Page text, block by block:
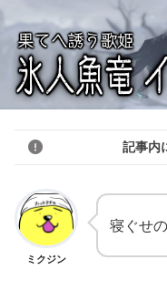
記事内
ミクジン
寝ぐせの